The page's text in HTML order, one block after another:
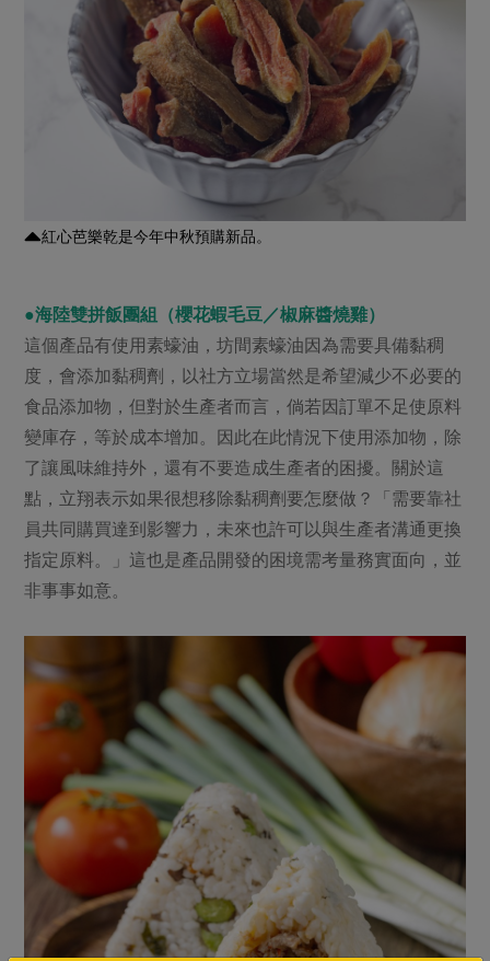
紅心芭樂乾是今年中秋預購新品。
●海陸雙拼飯團組（櫻花蝦毛豆／椒麻醬燒雞）
這個產品有使用素蠔油，坊間素蠔油因為需要具備黏稠
度，會添加黏稠劑，以社方立場當然是希望減少不必要的
食品添加物，但對於生產者而言，倘若因訂單不足使原料
變庫存，等於成本增加。因此在此情況下使用添加物，除
了讓風味維持外，還有不要造成生產者的困擾。關於這
點，立翔表示如果很想移除黏稠劑要怎麼做？「需要靠社
員共同購買達到影響力，未來也許可以與生產者溝通更換
指定原料。」這也是產品開發的困境需考量務實面向，並
非事事如意。